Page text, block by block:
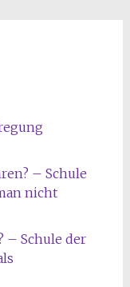
– Schule
nicht
– Schule der